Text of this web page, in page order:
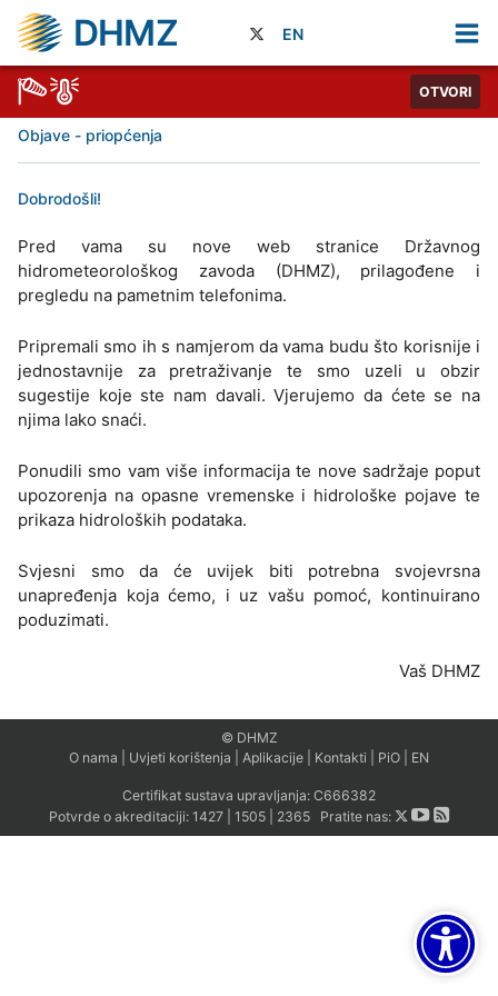
DHMZ EN
OTVORI
Objave - priopćenja
Dobrodošli!
Pred vama su nove web stranice Državnog
hidrometeorološkog zavoda (DHMZ), prilagođene i
pregledu na pametnim telefonima.
Pripremali smo ih s namjerom da vama budu što korisnije i
jednostavnije za pretraživanje te smo uzeli u obzir
sugestije koje ste nam davali. Vjerujemo da ćete se na
njima lako snaći.
Ponudili smo vam više informacija te nove sadržaje poput
upozorenja na opasne vremenske i hidrološke pojave te
prikaza hidroloških podataka.
Svjesni smo da će uvijek biti potrebna svojevrsna
unapređenja koja ćemo, i uz vašu pomoć, kontinuirano
poduzimati.
Vaš DHMZ
© DHMZ
O nama
Uvjeti korištenja Aplikacije Kontakti PiO EN
Certifikat sustava upravljanja: C666382
Potvrde o akreditaciji: 1427| 1505| 2365Pratite nas: